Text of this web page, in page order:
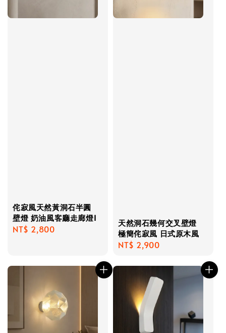
侘寂風天然黃洞石半圓
壁燈 奶油風客廳走廊燈I
Regular
NT$ 2,800
天然洞石幾何交叉壁燈
極簡侘寂風 日式原木風
Regular
NT$ 2,900